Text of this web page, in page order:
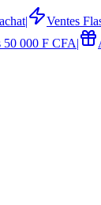
| Ventes
000 F CFA|